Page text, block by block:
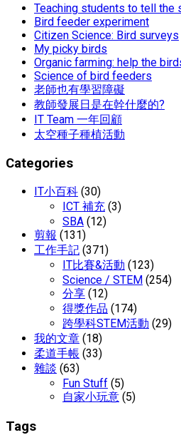
Teaching students to tell
Bird feeder experiment
Citizen Science: Bird surveys
My picky birds
Organic farming: help the
Science of bird feeders
老師也有學習障礙
教師發展日是在幹什麼的?
IT Team 一年回顧
太空種子種植活動
Categories
IT小百科 (30)
ICT 補充 (3)
SBA (12)
剪報 (131)
工作手記 (371)
IT比賽&活動 (123)
Science / STEM (254)
分享 (12)
得獎作品 (174)
跨學科STEM活動 (29)
我的文章 (18)
柔道手帳 (33)
雜談 (63)
Fun Stuff (5)
自家小玩意 (5)
Tags